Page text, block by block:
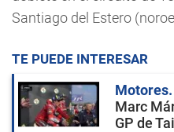
Santiago del Estero
TE PUEDE INTERESAR
Motores
Marc
GP de